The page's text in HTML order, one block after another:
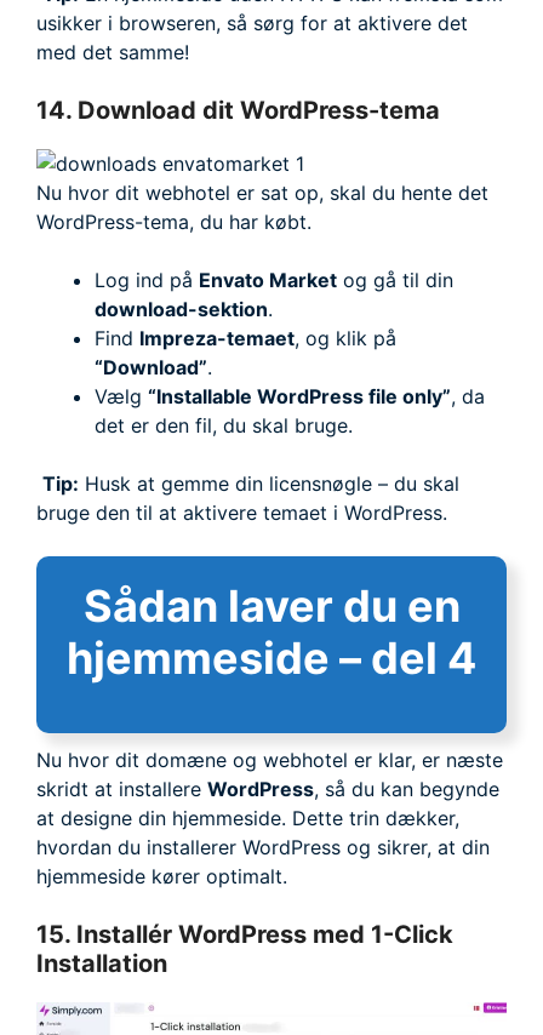
usikker i browseren, så sørg for at aktivere det
med det samme!
14. Download dit WordPress-tema
Nu hvor dit webhotel er sat op, skal du hente det
WordPress-tema, du har købt.
Log ind på Envato Market og gå til din
download-sektion.
Find Impreza-temaet, og klik på
“Download”.
Vælg “Installable WordPress file only”, da
det er den fil, du skal bruge.
Tip: Husk at gemme din licensnøgle – du skal
bruge den til at aktivere temaet i WordPress.
Sådan laver du en
hjemmeside – del 4
Nu hvor dit domæne og webhotel er klar, er næste
skridt at installere WordPress, så du kan begynde
at designe din hjemmeside. Dette trin dækker,
hvordan du installerer WordPress og sikrer, at din
hjemmeside kører optimalt.
15. Installér WordPress med 1-Click
Installation